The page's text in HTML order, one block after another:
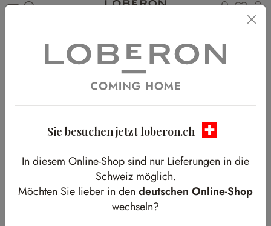
Du
Shades of Blue
Landhaus-Flair mit einem Hauch von Blau
Sie besuchen jetzt loberon.ch
In diesem Online-Shop sind nur Lieferungen in die
Schweiz möglich.
Möchten Sie lieber in den deutschen Online-Shop
wechseln?